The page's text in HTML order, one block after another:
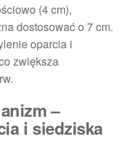
(4 cm),
dostosować o 7 cm.
oparcia i
zwiększa
–
i siedziska